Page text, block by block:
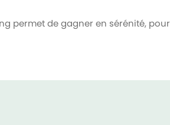
permet de gagner en sérénité, pour